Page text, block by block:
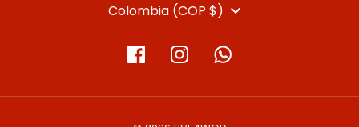
Colombia (COP $)